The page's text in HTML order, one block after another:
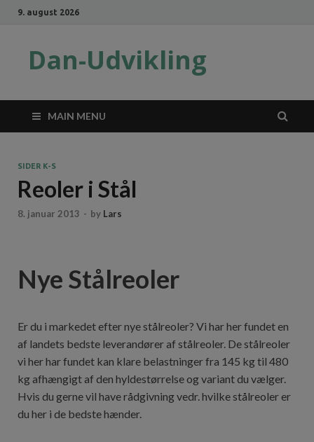
9. august 2026
Dan-Udvikling
MAIN MENU
SIDER K-S
Reoler i Stål
8. januar 2013 - by Lars
Nye Stålreoler
Er du i markedet efter nye stålreoler? Vi har her fundet en
af landets bedste leverandører af stålreoler. De stålreoler
vi her har fundet kan klare belastninger fra 145 kg til 480
kg afhængigt af den hyldestørrelse og variant du vælger.
Hvis du gerne vil have rådgivning vedr. hvilke stålreoler er
du her i de bedste hænder.